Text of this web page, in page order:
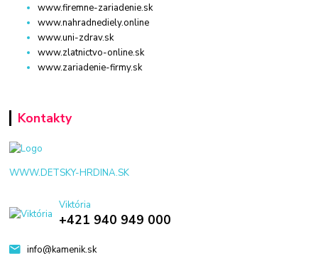
www.firemne-zariadenie.sk
www.nahradnediely.online
www.uni-zdrav.sk
www.zlatnictvo-online.sk
www.zariadenie-firmy.sk
Kontakty
WWW.DETSKY-HRDINA.SK
Viktória
+421 940 949 000
info@kamenik.sk